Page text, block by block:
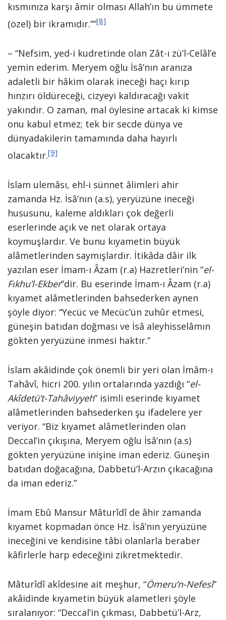
kısmınıza karşı âmir olması Allah’ın bu ümmete
(özel) bir ikramıdır.””[8]
– “Nefsim, yed-i kudretinde olan Zât-ı zü’l-Celâl’e
yemin ederim. Meryem oğlu İsâ’nın aranıza
adaletli bir hâkim olarak ineceği haçı kırıp
hınzırı öldüreceği, cizyeyi kaldıracağı vakit
yakındır. O zaman, mal öylesine artacak ki kimse
onu kabul etmez; tek bir secde dünya ve
dünyadakilerin tamamında daha hayırlı
olacaktır.[9]
İslam ulemâsı, ehl-i sünnet âlimleri ahir
zamanda Hz. İsâ’nın (a.s), yeryüzüne ineceği
hususunu, kaleme aldıkları çok değerli
eserlerinde açık ve net olarak ortaya
koymuşlardır. Ve bunu kıyametin büyük
alâmetlerinden saymışlardır. İtikâda dâir ilk
yazılan eser İmam-ı Âzam (r.a) Hazretleri’nin “el-
Fıkhu’l-Ekber”dir. Bu eserinde İmam-ı Âzam (r.a)
kıyamet alâmetlerinden bahsederken aynen
şöyle diyor: “Yecüc ve Mecüc’ün zuhûr etmesi,
güneşin batıdan doğması ve İsâ aleyhisselâmın
gökten yeryüzüne inmesi haktır.”
İslam akâidinde çok önemli bir yeri olan İmâm-ı
Tahâvî, hicri 200. yılın ortalarında yazdığı “el-
Akîdetü’t-Tahâviyyeh” isimli eserinde kıyamet
alâmetlerinden bahsederken şu ifadelere yer
veriyor. “Biz kıyamet alâmetlerinden olan
Deccal’in çıkışına, Meryem oğlu İsâ’nın (a.s)
gökten yeryüzüne inişine iman ederiz. Güneşin
batıdan doğacağına, Dabbetü’l-Arzın çıkacağına
da iman ederiz.”
İmam Ebû Mansur Mâturîdî de âhir zamanda
kıyamet kopmadan önce Hz. İsâ’nın yeryüzüne
ineceğini ve kendisine tâbi olanlarla beraber
kâfirlerle harp edeceğini zikretmektedir.
Mâturîdî akîdesine ait meşhur, “Ömeru’n-Nefesî”
akâidinde kıyametin büyük alametleri şöyle
sıralanıyor: “Deccal’in çıkması, Dabbetü’l-Arz,